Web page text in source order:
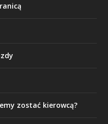
zostać kierowcą?